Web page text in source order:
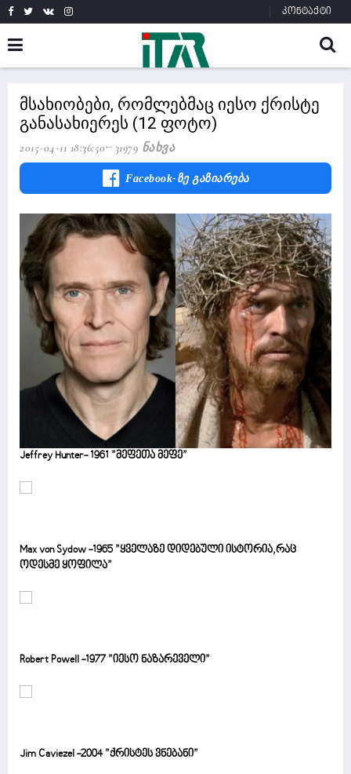
კონტაქტი
მსახიობები, რომლებმაც იესო ქრისტე
განასახიერეს (12 ფოტო)
2015-04-11 18:36:50 31979 Ნახვა
Facebook-Ზე Გაზიარება
Jeffrey Hunter- 1961 ”მეფეთა მეფე”
Max von Sydow -1965 ”ყველაზე დიდებული ისტორია,რაც
ოდესმე ყოფილა”
Robert Powell -1977 ”იესო ნაზარეველი”
Jim Caviezel -2004 ”ქრისტეს ვნებანი”